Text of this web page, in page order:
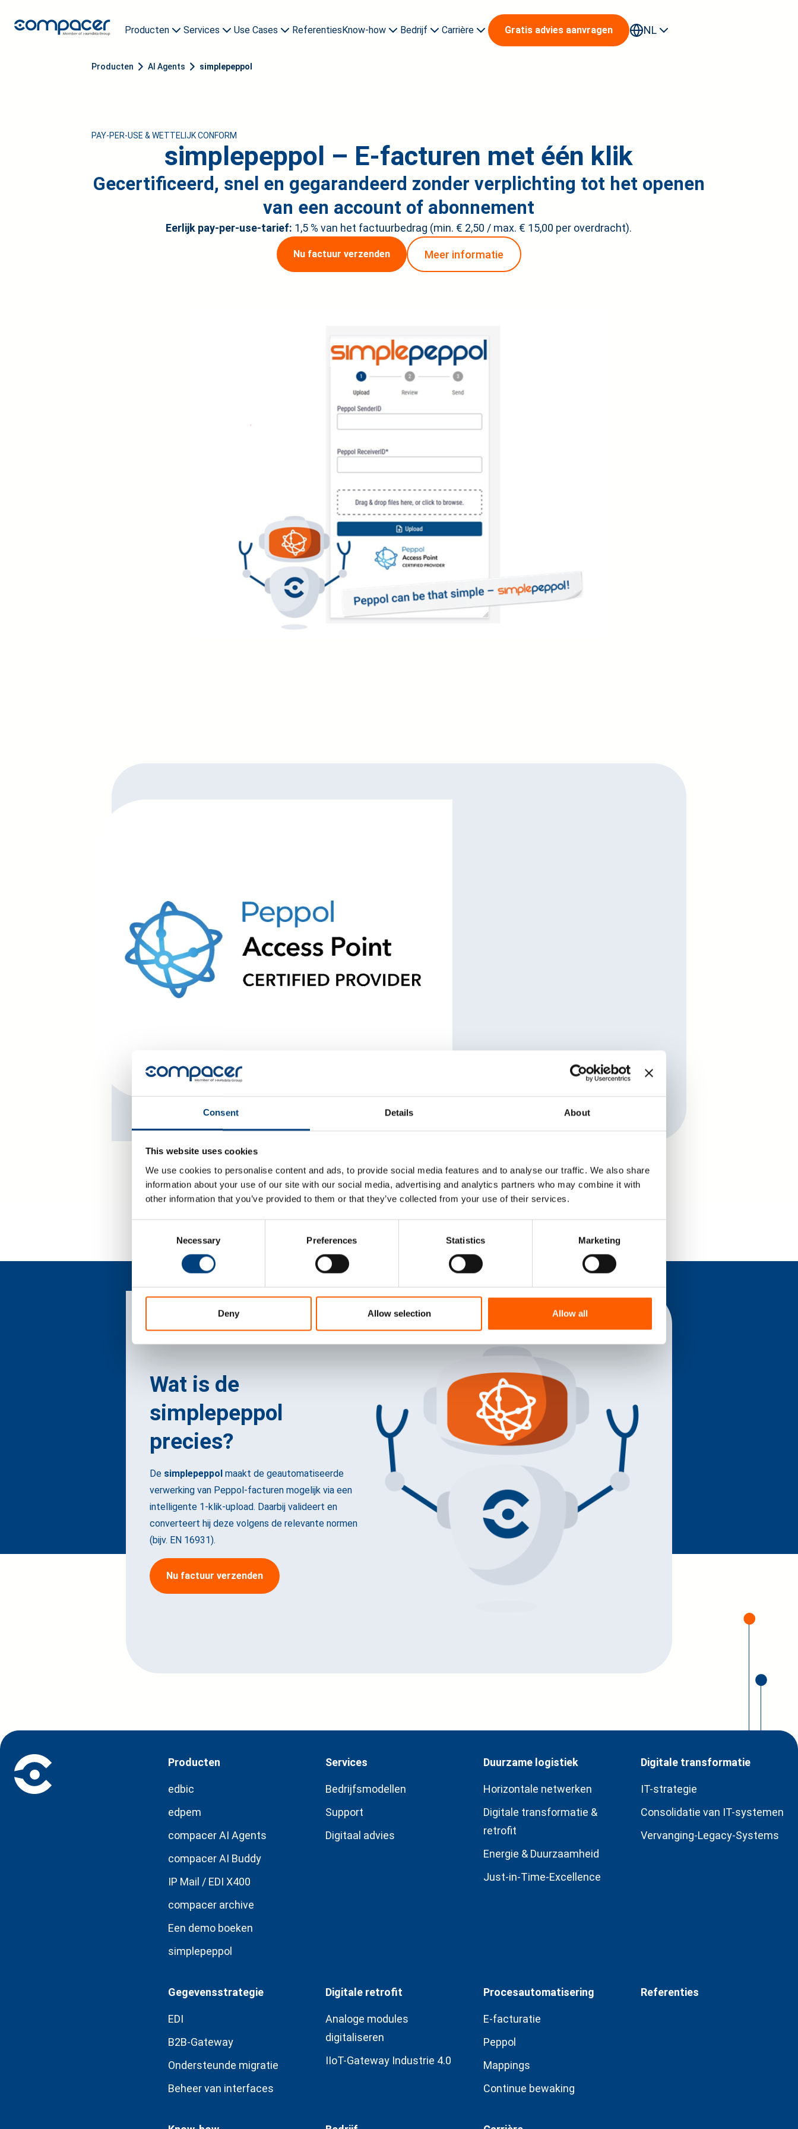
Consent Details About
This website uses cookies
We use cookies to personalise content and ads, to provide social media features and to analyse our traffic. We also share
information about your use of our site with our social media, advertising and analytics partners who may combine it with
other information that you’ve provided to them or that they’ve collected from your use of their services.
Necessary Preferences Statistics Marketing
Deny Allow selection Allow all
Producten Services Use Cases ReferentiesKnow-how Bedrijf Carrière Gratis advies aanvragen NL
Producten AI Agents simplepeppol
PAY-PER-USE & WETTELIJK CONFORM
simplepeppol – E-facturen met één klik
Gecertificeerd, snel en gegarandeerd zonder verplichting tot het openen
van een account of abonnement
Eerlijk pay-per-use-tarief: 1,5 % van het factuurbedrag (min. € 2,50 / max. € 15,00 per overdracht).
Nu factuur verzenden Meer informatie
ERP-integratie: Naadloze API-koppeling met uw systemen.
Volumetarieven:Op maat gemaakte pakketten voor grote
aantallen transacties.
Volledige automatisering: Geautomatiseerde monitoring en
maximale procesefficiëntie.
Meer informatie
simplepeppol: regel uw facturering met één klik!
Wat is de
simplepeppol
precies?
De simplepeppol maakt de geautomatiseerde
verwerking van Peppol-facturen mogelijk via een
intelligente 1-klik-upload. Daarbij valideert en
converteert hij deze volgens de relevante normen
(bijv. EN 16931).
Nu factuur verzenden
Producten
edbic
edpem
compacer AI Agents
compacer AI Buddy
IP Mail / EDI X400
compacer archive
Een demo boeken
simplepeppol
Services
Bedrijfsmodellen
Support
Digitaal advies
Duurzame logistiek
Horizontale netwerken
Digitale transformatie &
retrofit
Energie & Duurzaamheid
Just-in-Time-Excellence
Digitale transformatie
IT-strategie
Consolidatie van IT-systemen
Vervanging-Legacy-Systems
Gegevensstrategie
EDI
B2B-Gateway
Ondersteunde migratie
Beheer van interfaces
Digitale retrofit
Analoge modules
digitaliseren
IIoT-Gateway Industrie 4.0
Procesautomatisering
E-facturatie
Peppol
Mappings
Continue bewaking
Referenties